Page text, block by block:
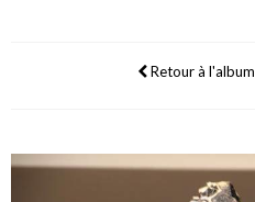
Retour à l'album